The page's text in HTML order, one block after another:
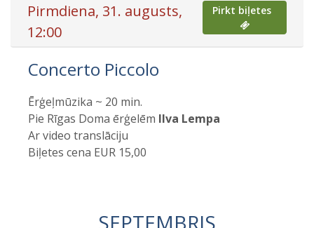
Pirmdiena, 31. augusts,
12:00
Pirkt biļetes
Concerto Piccolo
Ērģeļmūzika ~ 20 min.
Pie Rīgas Doma ērģelēm Ilva Lempa
Ar video translāciju
Biļetes cena EUR 15,00